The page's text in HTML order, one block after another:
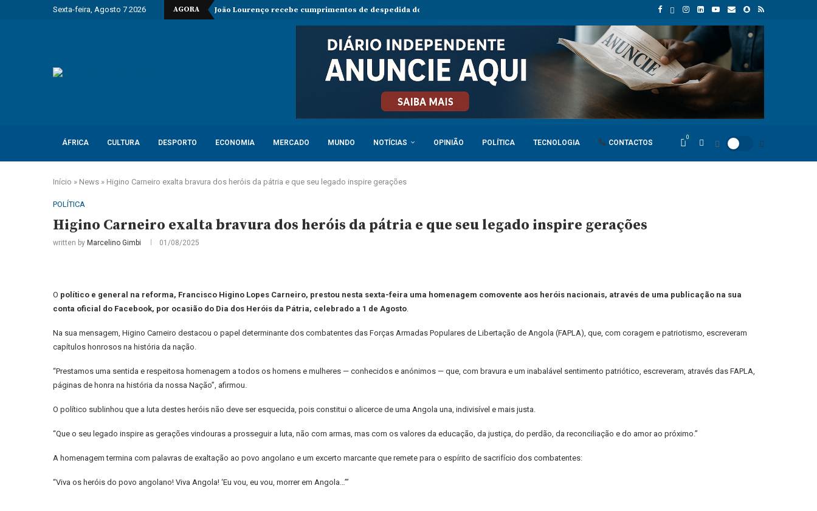
Sexta-feira, Agosto 7 2026 AGORA João Lourenço recebe cumprimentos de despedida do embaixador do Vietname em Angola Espanha dá ultimato à Itália para suspender controlos
ÁFRICA CULTURA DESPORTO ECONOMIA MERCADO MUNDO NOTÍCIAS OPINIÃO POLÍTICA TECNOLOGIA CONTACTOS
0
Início » News » Higino Carneiro exalta bravura dos heróis da pátria e que seu legado inspire gerações
POLÍTICA
Higino Carneiro exalta bravura dos heróis da pátria e que seu legado inspire gerações
written by Marcelino Gimbi 01/08/2025
O político e general na reforma, Francisco Higino Lopes Carneiro, prestou nesta sexta-feira uma homenagem comovente aos heróis nacionais, através de uma publicação na sua
conta oficial do Facebook, por ocasião do Dia dos Heróis da Pátria, celebrado a 1 de Agosto.
Na sua mensagem, Higino Carneiro destacou o papel determinante dos combatentes das Forças Armadas Populares de Libertação de Angola (FAPLA), que, com coragem e patriotismo, escreveram
capítulos honrosos na história da nação.
“Prestamos uma sentida e respeitosa homenagem a todos os homens e mulheres — conhecidos e anónimos — que, com bravura e um inabalável sentimento patriótico, escreveram, através das FAPLA,
páginas de honra na história da nossa Nação”, afirmou.
O político sublinhou que a luta destes heróis não deve ser esquecida, pois constitui o alicerce de uma Angola una, indivisível e mais justa.
“Que o seu legado inspire as gerações vindouras a prosseguir a luta, não com armas, mas com os valores da educação, da justiça, do perdão, da reconciliação e do amor ao próximo.”
A homenagem termina com palavras de exaltação ao povo angolano e um excerto marcante que remete para o espírito de sacrifício dos combatentes:
“Viva os heróis do povo angolano! Viva Angola! ‘Eu vou, eu vou, morrer em Angola…’”